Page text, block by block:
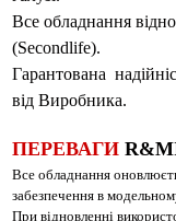
Все обладнання
(Secondlife).
Гарантована
від Виробника.
ПЕРЕВАГИ
Все обладнання
забезпечення в
При відновленні